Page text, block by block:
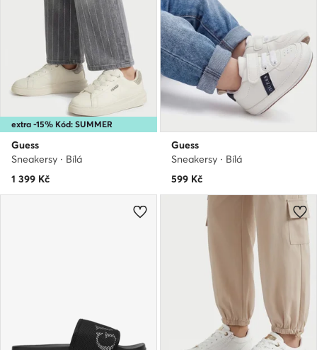
extra -15% Kód: SUMMER
Guess
Sneakersy · Bílá
1 399 Kč
Guess
Sneakersy · Bílá
599 Kč